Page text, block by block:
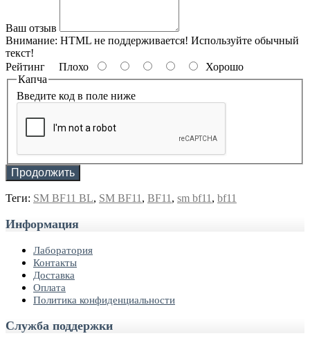
Ваш отзыв
Внимание: HTML не поддерживается! Используйте обычный
текст!
Рейтинг Плохо
Хорошо
Капча
Введите код в поле ниже
Продолжить
Теги: SM BF11 BL, SM BF11 , BF11 , sm bf11 , bf11
Информация
Лаборатория
Контакты
Доставка
Оплата
Политика конфиденциальности
Служба поддержки